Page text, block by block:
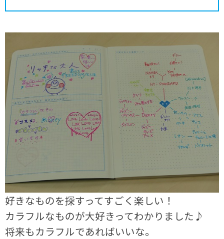
好きなものを探すってすごく楽しい！
カラフルなものが大好きってわかりました♪
将来もカラフルであればいいな。